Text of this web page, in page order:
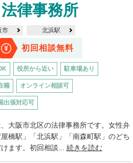
律事務所
市 北浜駅
初回相談無料
役所から近い 駐車場あり
籍 オンライン相談可
出張対応可
大阪市北区の法律事務所です。女性弁
橋駅」「北浜駅」「南森町駅」のどち
ます。初回相談... 続きを読む